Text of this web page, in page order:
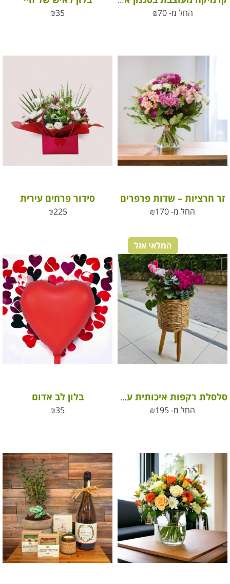
החל מ-
₪70
₪35
זר חרציות – שדות פרפרים
החל מ- ₪170
סידור פרחים עירית
₪225
המלאי אזל
סלסלת רקפות איכותית על 3 רגליים מעץ
החל מ-
₪195
בלון לב אדום
₪35